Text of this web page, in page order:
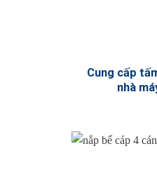
Cung cấp
nhà